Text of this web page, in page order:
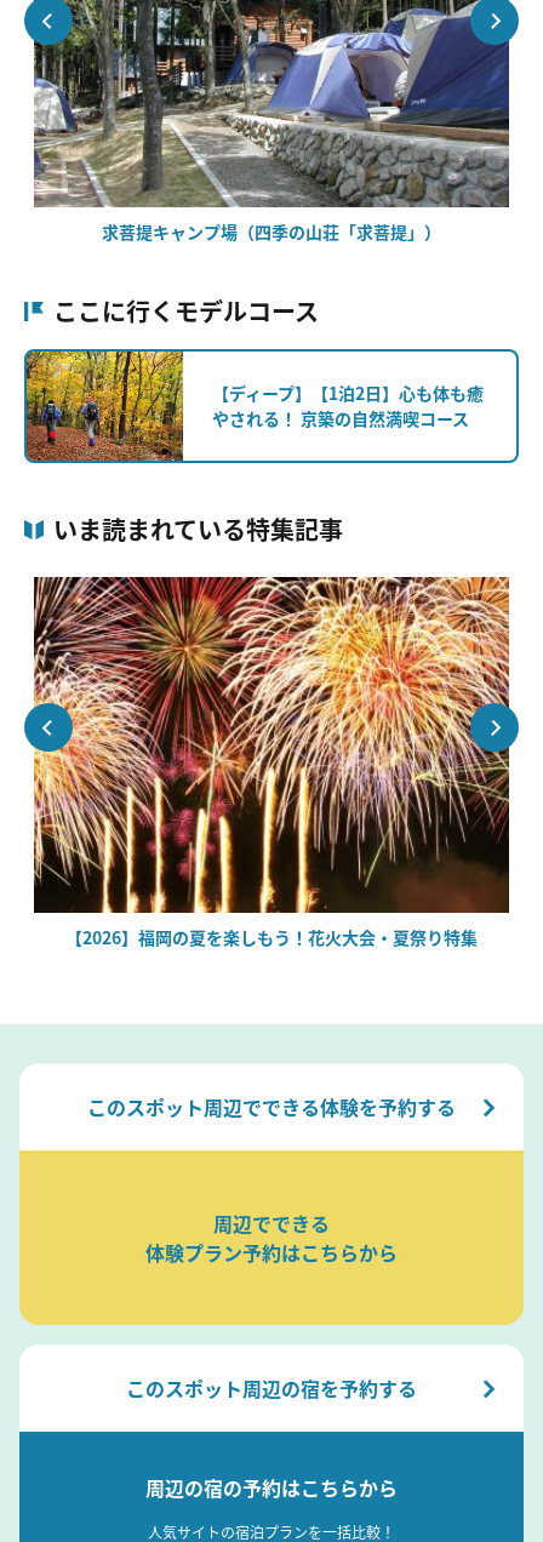
求菩提キャンプ場（四季の山荘「求菩提」）
ここに行くモデルコース
【ディープ】【1泊2日】心も体も癒
やされる！ 京築の自然満喫コース
いま読まれている特集記事
【2026】福岡の夏を楽しもう！花火大会・夏祭り特集
このスポット周辺でできる体験を予約する
周辺でできる
体験プラン予約はこちらから
このスポット周辺の宿を予約する
周辺の宿の予約はこちらから
人気サイトの宿泊プランを一括比較！